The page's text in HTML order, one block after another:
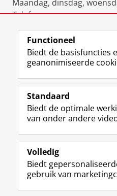
Maandag, dinsdag,
Telefoon:
Volg de RUG
Studiekiezers
Alumni
Over ons
Functioneel
Biedt de basisfuncties
geanonimiseerde
Standaard
Biedt de optimale
van onder andere
Volledig
Biedt
gebruik van